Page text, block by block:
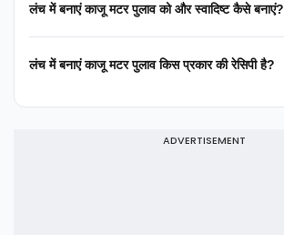
लंच में बनाएं काजू मटर पुलाव को और स्वादिष्ट कैसे बनाएं?
लंच में बनाएं काजू मटर पुलाव किस प्रकार की रेसिपी है?
ADVERTISEMENT